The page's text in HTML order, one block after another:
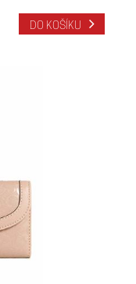
DO KOŠÍKU